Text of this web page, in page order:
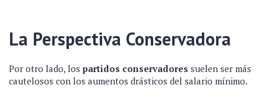
La Perspectiva Conservadora
Por otro lado, los partidos conservadores suelen ser más
cautelosos con los aumentos drásticos del salario mínimo.